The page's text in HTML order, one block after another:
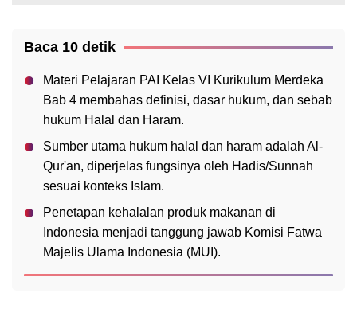
Baca 10 detik
Materi Pelajaran PAI Kelas VI Kurikulum Merdeka
Bab 4 membahas definisi, dasar hukum, dan sebab
hukum Halal dan Haram.
Sumber utama hukum halal dan haram adalah Al-
Qur'an, diperjelas fungsinya oleh Hadis/Sunnah
sesuai konteks Islam.
Penetapan kehalalan produk makanan di
Indonesia menjadi tanggung jawab Komisi Fatwa
Majelis Ulama Indonesia (MUI).